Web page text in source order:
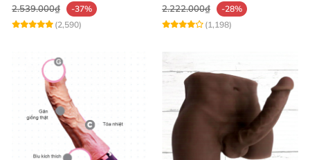
2.539.000₫
-37%
(2,590)
2.222.000₫
-28%
(1,198)